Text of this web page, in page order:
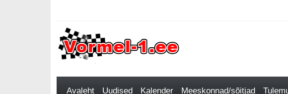
Avaleht Uudised Kalender Meeskonnad/sõitjad